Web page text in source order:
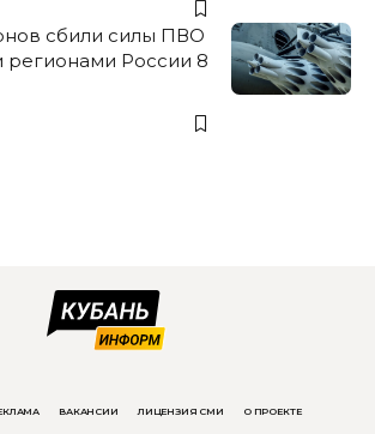
сбили силы ПВО
регионами России 8
ВАКАНСИИ ЛИЦЕНЗИЯ СМИ О ПРОЕКТЕ